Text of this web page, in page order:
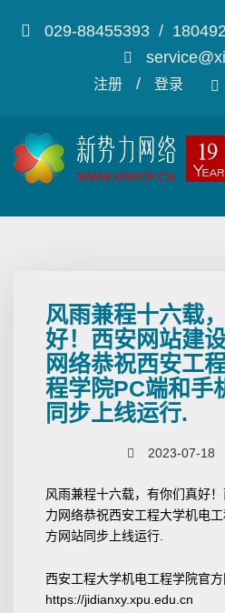
029-88455393 /
注册/ 登录
风雨兼程十六载
好！西安网站建
网络恭祝西安工
程学院PC端和手
同步上线运行.
2023-07-18
风雨兼程十六载，有你们真好
力网络恭祝西安工程大学机电
方网站同步上线运行.
西安工程大学机电工程学院官方
https://jidianxy.xpu.edu.cn